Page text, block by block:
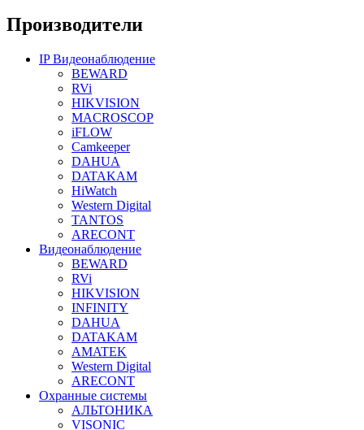
Производители
IP Видеонаблюдение
BEWARD
RVi
HIKVISION
MACROSCOP
iFLOW
Camkeeper
DAHUA
DATAKAM
HiWatch
Western Digital
TANTOS
ARECONT
Видеонаблюдение
BEWARD
RVi
HIKVISION
INFINITY
DAHUA
DATAKAM
AMATEK
Western Digital
ARECONT
Охранные системы
АЛЬТОНИКА
VISONIC